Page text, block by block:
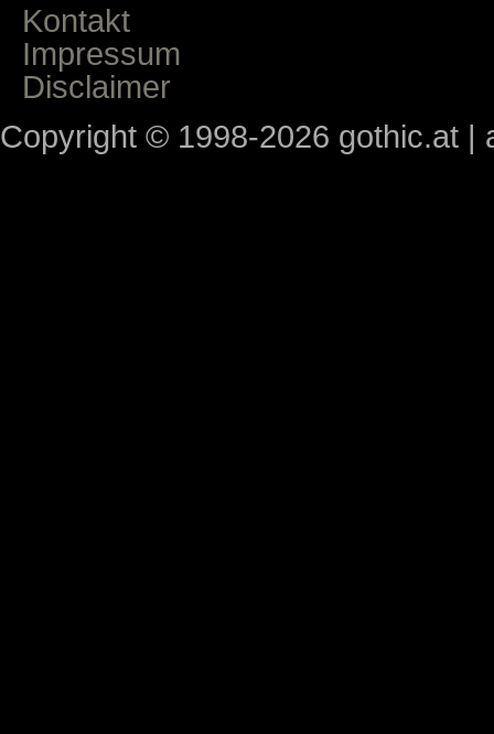
Kontakt
Impressum
Disclaimer
Copyright © 1998-2026 gothic.at |